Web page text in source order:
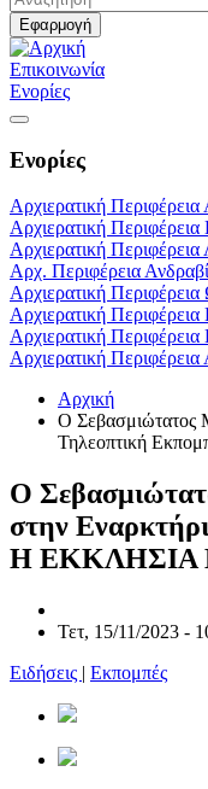
Επικοινωνία
Ενορίες
Ενορίες
Αρχιερατική
Αρχιερατική
Αρχιερατική
Αρχ. Περιφέρεια
Αρχιερατική
Αρχιερατική
Αρχιερατική
Αρχιερατική
Αρχική
Ο Σεβασμιώτατος
Τηλεοπτική
Ο
στην
Η
Τετ, 15/11/2023 -
Ειδήσεις | Εκπομπές